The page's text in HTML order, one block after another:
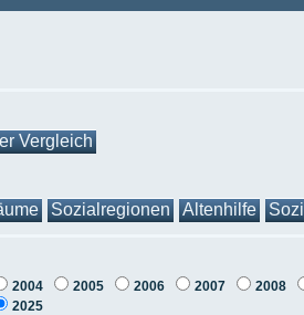
Vergleich
Sozialregionen Altenhilfe
2004 2005 2006 2007 2008
2025